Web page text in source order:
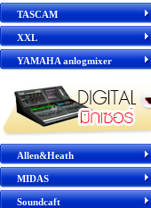
TASCAM
XXL
YAMAHA anlogmixer
Allen&Heath
MIDAS
Soundcaft